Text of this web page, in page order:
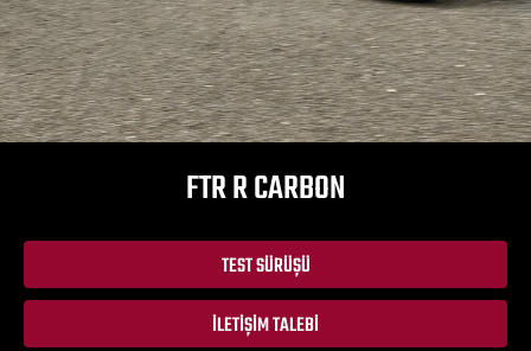
FTR R CARBON
TEST SÜRÜŞÜ
İLETIŞIM TALEBI